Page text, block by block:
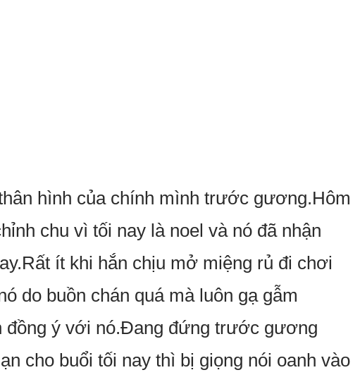
hình của chính mình trước gương.Hôm
chu vì tối nay là noel và nó đã nhận
ít khi hắn chịu mở miệng rủ đi chơi
do buồn chán quá mà luôn gạ gẫm
đồng ý với nó.Đang đứng trước gương
cho buổi tối nay thì bị giọng nói oanh vào